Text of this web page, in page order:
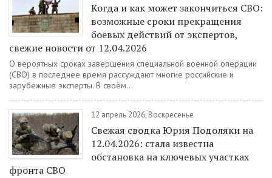
Когда и как может закончиться СВО:
возможные сроки прекращения
боевых действий от экспертов,
свежие новости от 12.04.2026
О вероятных сроках завершения специальной военной операции
(СВО) в последнее время рассуждают многие российские и
зарубежные эксперты. В своём...
12 апрель 2026, Воскресенье
Свежая сводка Юрия Подоляки на
12.04.2026: стала известна
обстановка на ключевых участках
фронта СВО